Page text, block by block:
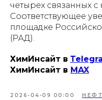
четырех связанных с
Соответствующее
площадке
(РАД).
ХимИнсайт в
ХимИнсайт в MAX
2026-04-09 00:00